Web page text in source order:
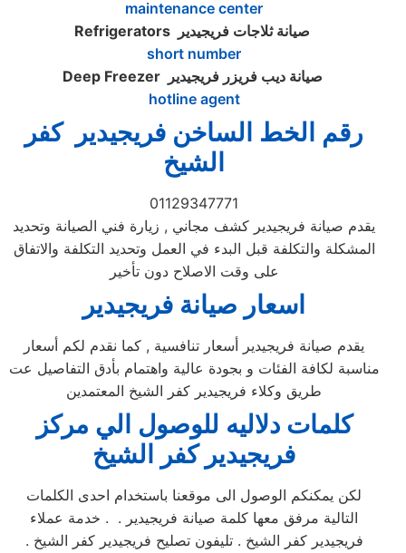
maintenance center
Refrigerators
short number
Deep Freezer
hotline agent
رقم الخط الساخن فريجيدير كفر
الشيخ
01129347771
يقدم صيانة فريجيدير كشف مجاني , زيارة فني الصيانة وتحديد
المشكلة والتكلفة قبل البدء في العمل وتحديد التكلفة والاتفاق
على وقت الاصلاح دون تأخير
اسعار صيانة فريجيدير
يقدم صيانة فريجيدير أسعار تنافسية , كما نقدم لكم أسعار
مناسبة لكافة الفئات و بجودة عالية واهتمام بأدق التفاصيل عت
طريق وكلاء فريجيدير كفر الشيخ المعتمدين
كلمات دلاليه للوصول الي مركز
فريجيدير كفر الشيخ
لكن يمكنكم الوصول الى موقعنا باستخدام احدى الكلمات
التالية مرفق معها كلمة صيانة فريجيدير . . خدمة عملاء
فريجيدير كفر الشيخ . تليفون تصليح فريجيدير كفر الشيخ .